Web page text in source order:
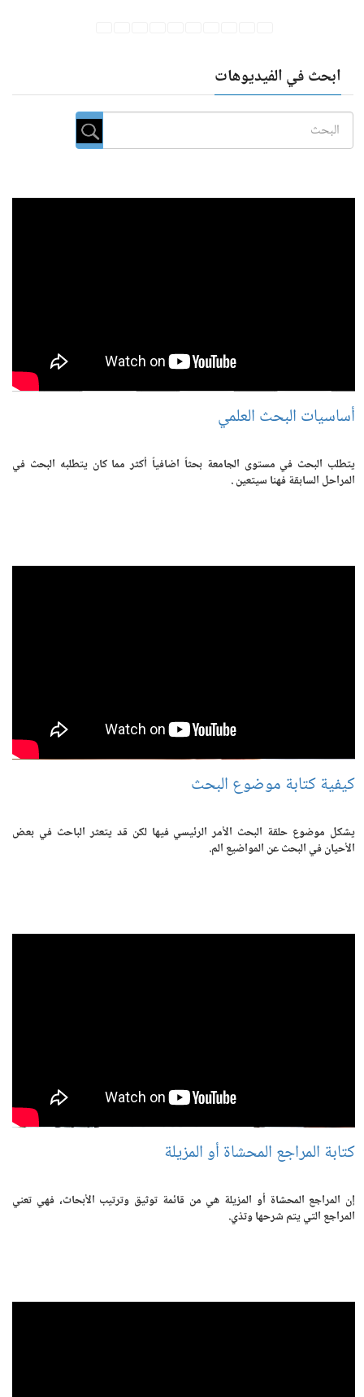
ابحث في الفيديوهات
أساسيات البحث العلمي
يتطلب البحث في مستوى الجامعة بحثاً اضافياً أكثر مما كان يتطلبه البحث في
المراحل السابقة فهنا سيتعين .
كيفية كتابة موضوع البحث
يشكل موضوع حلقة البحث الأمر الرئيسي فيها لكن قد يتعثر الباحث في بعض
الأحيان في البحث عن المواضيع الم.
كتابة المراجع المحشاة أو المزيلة
إن المراجع المحشاة أو المزيلة هي من قائمة توثيق وترتيب الأبحاث، فهي تعني
المراجع التي يتم شرحها وتذي.